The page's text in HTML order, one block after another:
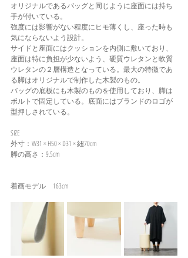
オリジナルであるバッグと同じように座面には持ち
手が付いている。
強度には影響がない程度にヒモ薄くし、座った時も
気にならないよう設計。
サイドと座面にはクッションを内側に敷いており、
座面は特に負担が少ないよう、硬質ウレタンと軟質
ウレタンの２層構造となっている。最大の特徴であ
る脚はオリジナルで制作した木製のもの。
バッグの底板にも木製のものを使用しており、脚は
ボルトで固定している。底面にはブランドのロゴが
型押しされている。
SIZE
外寸：W31 × H50 × D31 × 紐70cm
脚の高さ：9.5cm
着画モデル　163cm